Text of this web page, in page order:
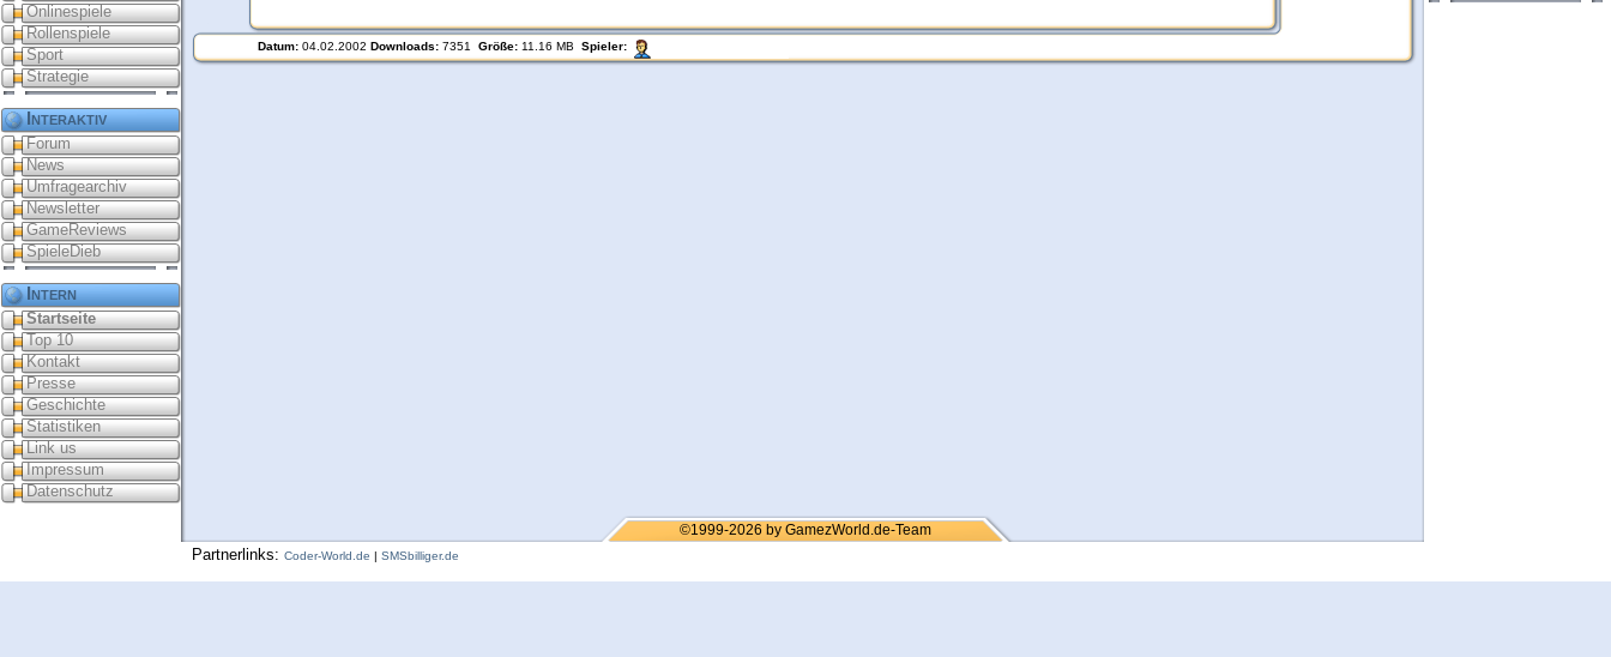
Onlinespiele
Rollenspiele
Sport
Strategie
Interaktiv
Forum
News
Umfragearchiv
Newsletter
GameReviews
SpieleDieb
Intern
Startseite
Top 10
Kontakt
Presse
Geschichte
Statistiken
Link us
Impressum
Datenschutz
Datum: 04.02.2002 Downloads: 7351 Größe: 11.16 MB Spieler:
©1999-2026 by GamezWorld.de-Team
Partnerlinks: Coder-World.de | SMSbilliger.de